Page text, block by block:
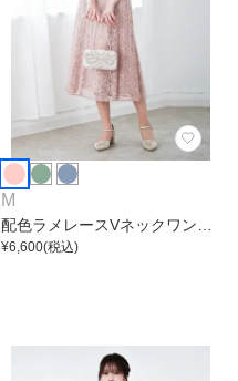
M
配色ラメレースVネックワンピ
ース
¥6,600(税込)